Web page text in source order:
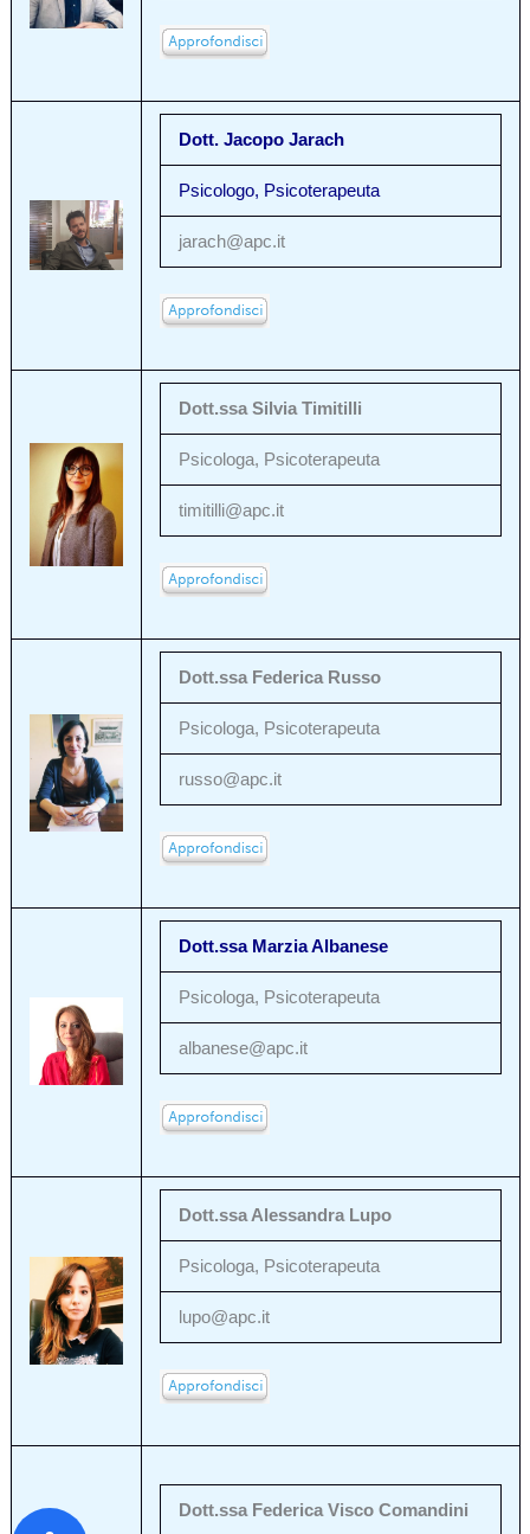
Dott. Jacopo Jarach
Psicologo, Psicoterapeuta
jarach@apc.it
Dott.ssa Silvia Timitilli
Psicologa, Psicoterapeuta
timitilli@apc.it
Dott.ssa Federica Russo
Psicologa, Psicoterapeuta
russo@apc.it
Dott.ssa Marzia Albanese
Psicologa, Psicoterapeuta
albanese@apc.it
Dott.ssa Alessandra Lupo
Psicologa, Psicoterapeuta
lupo@apc.it
Dott.ssa Federica Visco Comandini